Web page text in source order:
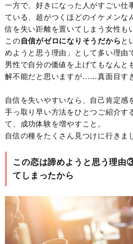
一方で、好きになった人がすごい仕
ている、超がつくほどのイケメンな
信を失い距離を置いてしまう女性も
この自信がゼロになりそうだからと
めようと思う理由」として多い理由
男性で自分の価値を上げてもなんと
解不能だと思いますが……真面目す
自信を失いやすいなら、自己肯定感
手っ取り早い方法をひとつご紹介す
て、成功体験を増やすこと。
自信の種をたくさん見つけに行きま
この恋は諦めようと思う理由
てしまったから